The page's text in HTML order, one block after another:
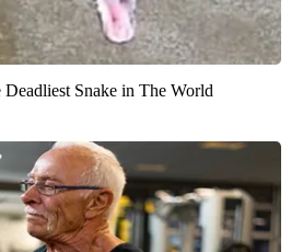
Snake in The World